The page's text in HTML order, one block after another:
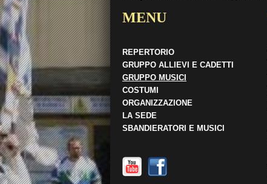
MENU
REPERTORIO
GRUPPO ALLIEVI E CADETTI
GRUPPO MUSICI
COSTUMI
ORGANIZZAZIONE
LA SEDE
SBANDIERATORI E MUSICI